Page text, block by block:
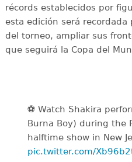
récords establecidos por
esta edición será
del torneo, ampliar sus
que seguirá la Copa del
⚽️️ Watch Shakira
Burna Boy) during the
halftime show in New
pic.twitter.com/